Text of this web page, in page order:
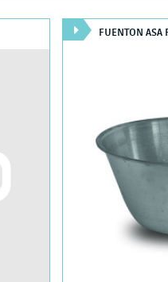
FUENTON ASA